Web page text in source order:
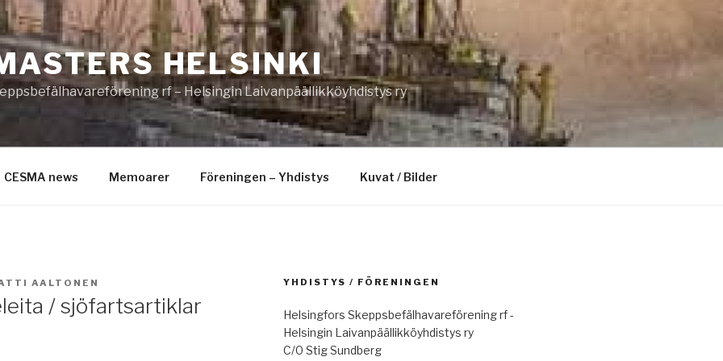
HELSINKI
rf – Helsingin Laivanpäällikköyhdistys ry
CESMA news Memoarer Föreningen – Yhdistys Kuvat / Bilder
AALTONEN
/ sjöfartsartiklar
YHDISTYS / FÖRENINGEN
Helsingfors Skeppsbefälhavareförening rf -
Helsingin Laivanpäällikköyhdistys ry
C/0 Stig Sundberg